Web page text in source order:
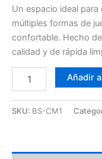
Un espacio ideal
múltiples formas de
confortable. Hecho
calidad y de rápida
Añadir
SKU: BS-CM1